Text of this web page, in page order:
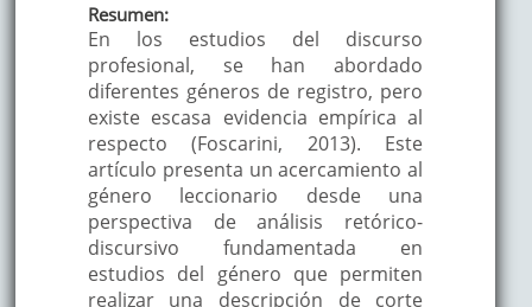
Resumen:
En los estudios del discurso
profesional, se han abordado
diferentes géneros de registro, pero
existe escasa evidencia empírica al
respecto (Foscarini, 2013). Este
artículo presenta un acercamiento al
género leccionario desde una
perspectiva de análisis retórico-
discursivo fundamentada en
estudios del género que permiten
realizar una descripción de corte